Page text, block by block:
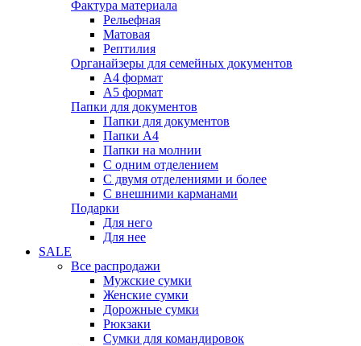
Фактура материала
Рельефная
Матовая
Рептилия
Органайзеры для семейных документов
А4 формат
А5 формат
Папки для документов
Папки для документов
Папки А4
Папки на молнии
С одним отделением
С двумя отделениями и более
С внешними карманами
Подарки
Для него
Для нее
SALE
Все распродажи
Мужские сумки
Женские сумки
Дорожные сумки
Рюкзаки
Сумки для командировок